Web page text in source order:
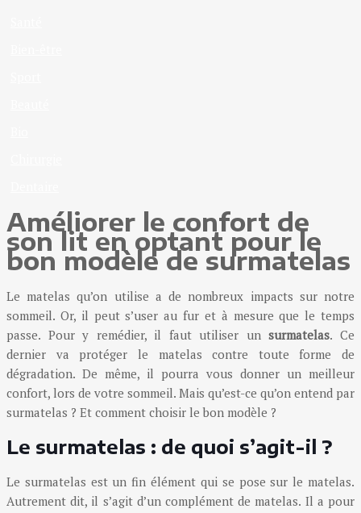
Améliorer le confort de
son lit en optant pour le
bon modèle de surmatelas
Le matelas qu’on utilise a de nombreux impacts sur notre
sommeil. Or, il peut s’user au fur et à mesure que le temps
passe. Pour y remédier, il faut utiliser unsurmatelas. Ce
dernier va protéger le matelas contre toute forme de
dégradation. De même, il pourra vous donner un meilleur
confort, lors de votre sommeil. Mais qu’est-ce qu’on entend par
surmatelas ? Et comment choisir le bon modèle ?
Le surmatelas : de quoi s’agit-il ?
Le surmatelas est un fin élément qui se pose sur le matelas.
Autrement dit, il s’agit d’un complément de matelas. Il a pour